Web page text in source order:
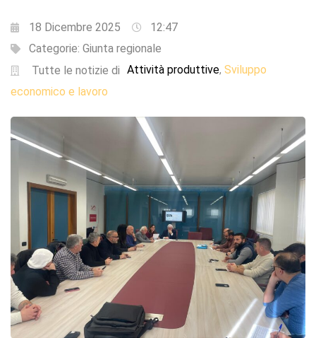
18 Dicembre 2025
12:47
Categorie: Giunta regionale
Tutte le notizie di Attività produttive, Sviluppo
economico e lavoro